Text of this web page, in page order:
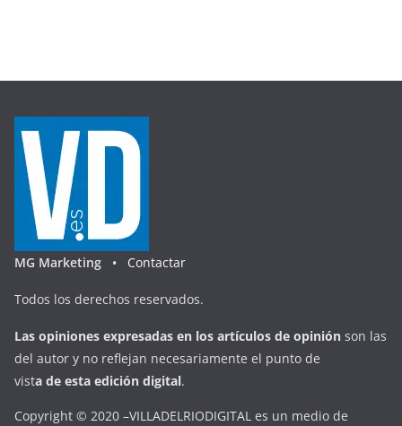
MG Marketing • Contactar
Todos los derechos reservados.
Las opiniones expresadas en los artículos de opinión son las
del autor y no reflejan necesariamente el punto de
vista de esta edición digital.
Copyright © 2020 –VILLADELRIODIGITAL es un medio de